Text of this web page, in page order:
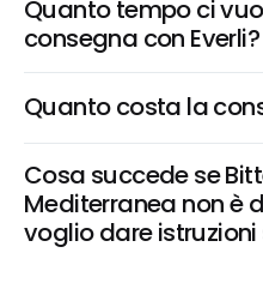
Quanto tempo ci
consegna con Everli?
Quanto costa la
Cosa succede se
Mediterranea non è
voglio dare istruzioni